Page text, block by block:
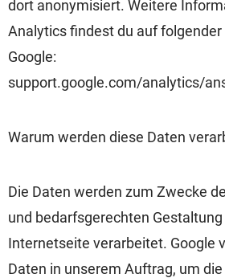
dort anonymisiert. Weitere
Analytics findest du auf
Google:
support.google.com/analytics/
Warum werden diese Daten
Die Daten werden zum Zwecke
und bedarfsgerechten
Internetseite verarbeitet. Google
Daten in unserem Auftrag, um